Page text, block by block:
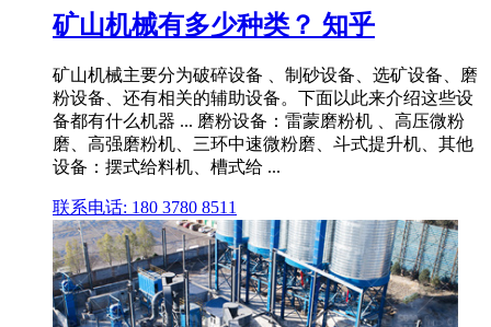
矿山机械有多少种类？ 知乎
矿山机械主要分为破碎设备 、制砂设备、选矿设备、磨
粉设备、还有相关的辅助设备。下面以此来介绍这些设
备都有什么机器 ... 磨粉设备：雷蒙磨粉机 、高压微粉
磨、高强磨粉机、三环中速微粉磨、斗式提升机、其他
设备：摆式给料机、槽式给 ...
联系电话: 180 3780 8511